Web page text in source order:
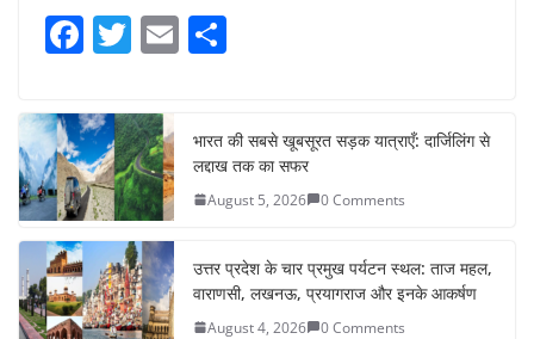
F
c
e
b
o
o
k
T
itt
er
E
e
भारत की सबसे खूबसूरत सड़क यात्राएँ: दार्जिलिंग से
लद्दाख तक का सफर
August 5, 2026 0 Comments
उत्तर प्रदेश के चार प्रमुख पर्यटन स्थल: ताज महल,
वाराणसी, लखनऊ, प्रयागराज और इनके आकर्षण
August 4, 2026 0 Comments